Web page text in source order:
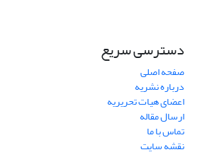
دسترسی سریع
صفحه اصلی
درباره نشریه
اعضای هیات تحریریه
ارسال مقاله
تماس با ما
نقشه سایت